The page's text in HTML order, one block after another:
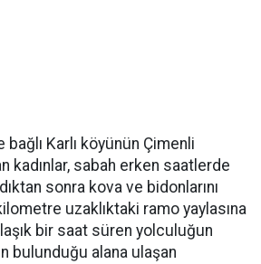
Karlı köyünün Çimenli
kadınlar, sabah erken saatlerde
sonra kova ve bidonlarını
uzaklıktaki ramo yaylasına
bir saat süren yolculuğun
bulunduğu alana ulaşan